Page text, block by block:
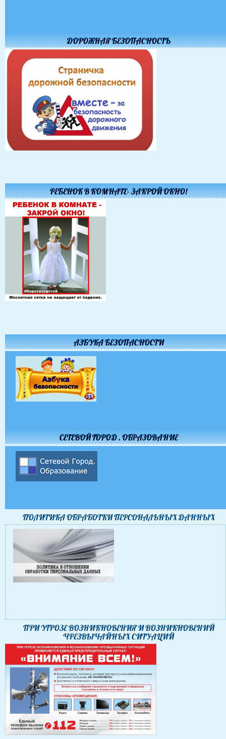
ДОРОЖНАЯ БЕЗОПАСНОСТЬ
РЕБЕНОК В КОМНАТЕ- ЗАКРОЙ ОКНО!
АЗБУКА БЕЗОПАСНОСТИ
СЕТЕВОЙ ГОРОД . ОБРАЗОВАНИЕ
ПОЛИТИКА ОБРАБОТКИ ПЕРСОНАЛЬНЫХ ДАННЫХ
ПРИ УГРОЗЕ ВОЗНИКНОВЕНИЯ И ВОЗНИКНОВЕНИЙ
ЧРЕЗВЫЧАЙНЫХ СИТУАЦИЙ